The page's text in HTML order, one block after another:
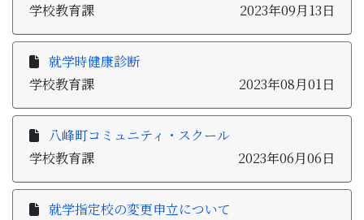
学校教育課
2023年09月13日
就学時健康診断
学校教育課
2023年08月01日
八峰町コミュニティ・スクール
学校教育課
2023年06月06日
就学指定校の変更申立について